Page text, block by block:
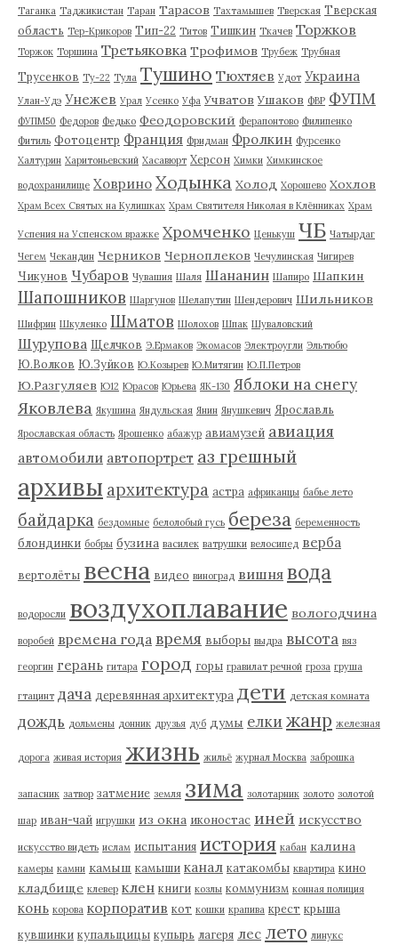
Таганка Таджикистан Таран Тарасов Тахтамышев Тверская Тверская
область Тер-Крикоров Тип-22 Титов Тишкин Ткачев Торжков
Торжок Торшина Третьяковка Трофимов Трубеж Трубная
Трусенков Ту-22 Тула Тушино Тюхтяев Удот Украина
Улан-Удэ Унежев Урал Усенко Уфа Учватов Ушаков ФВР ФУПМ
ФУПМ50 Федоров Федько Феодоровский Ферапонтово Филипенко
Фитиль Фотоцентр Франция Фридман Фролкин Фурсенко
Халтурин Харитоньевский Хасавюрт Херсон Химки Химкинское
водохранилище Ховрино Ходынка Холод Хорошево Хохлов
Храм Всех Святых на Кулишках Храм Святителя Николая в Клённиках Храм
Успения на Успенском вражке Хромченко Ценькуш ЧБ Чатырдаг
Чегем Чекандин Черников Черноплеков Чечулинская Чигирев
Чикунов Чубаров Чувашия Шаля Шананин Шапиро Шапкин
Шапошников Шаргунов Шелапутин Шендерович Шильников
Шифрин Шкуленко Шматов Шолохов Шпак Шуваловский
Шурупова Щелчков Э.Ермаков Экомасов Электроугли Эльтюбю
Ю.Волков Ю.Зуйков Ю.Козырев Ю.Митягин Ю.П.Петров
Ю.Разгуляев Ю12 Юрасов Юрьева ЯК-130 Яблоки на снегу
Яковлева Якушина Яндульская Янин Янушкевич Ярославль
Ярославская область Ярошенко абажур авиамузей авиация
автомобили автопортрет аз грешный
архивы архитектура астра африканцы бабье лето
байдарка бездомные белолобый гусь береза беременность
блондинки бобры бузина василек ватрушки велосипед верба
вертолёты весна видео виноград вишня вода
водоросли воздухоплавание вологодчина
воробей времена года время выборы выдра высота вяз
георгин герань гитара город горы гравилат речной гроза груша
гтацинт дача деревянная архитектура дети детская комната
дождь дольмены донник друзья дуб думы елки жанр железная
дорога живая история жизнь жильё журнал Москва заброшка
запасник затвор затмение земля зима золотарник золото золотой
шар иван-чай игрушки из окна иконостас иней искусство
искусство видеть ислам испытания история кабан калина
камеры камни камыш камыши канал катакомбы квартира кино
кладбище клевер клен книги козлы коммунизм конная полиция
конь корова корпоратив кот кошки крапива крест крыша
кувшинки купальщицы купырь лагеря лес лето линукс